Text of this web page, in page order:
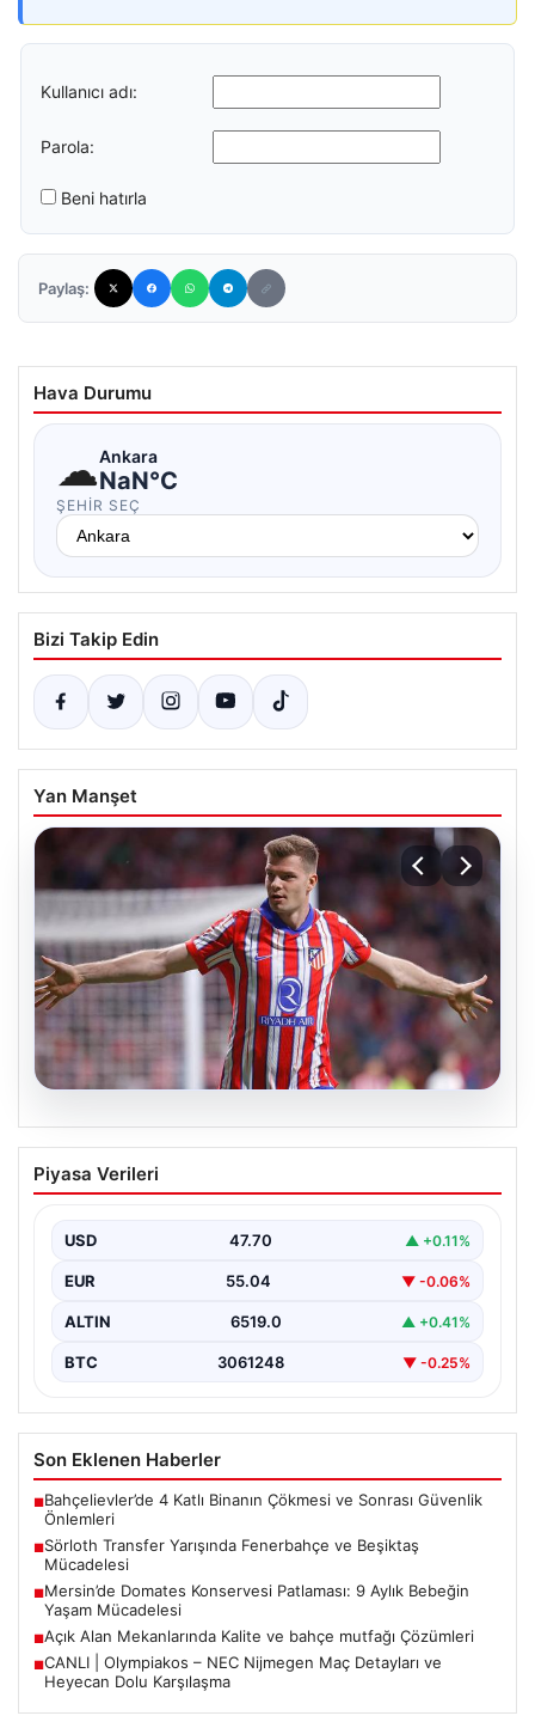
Kullanıcı adı:
Parola:
Beni hatırla
Paylaş:
Hava Durumu
☁Ankara
NaN°C
ŞEHIR SEÇ
Bizi Takip Edin
Yan Manşet
05.08.2026
Sörloth Transfer Yarışında Fenerbahçe
ve Beşiktaş Mücadelesi
sahne olurken, Süper Lig’in iki büyük devi,…
Piyasa Verileri
USD 47.70 ▲ +0.11%
EUR 55.04 ▼ -0.06%
ALTIN 6519.0 ▲ +0.41%
BTC 3061248 ▼ -0.25%
Son Eklenen Haberler
■Bahçelievler’de 4 Katlı Binanın Çökmesi ve Sonrası Güvenlik
Önlemleri
■Sörloth Transfer Yarışında Fenerbahçe ve Beşiktaş
Mücadelesi
■Mersin’de Domates Konservesi Patlaması: 9 Aylık Bebeğin
Yaşam Mücadelesi
■Açık Alan Mekanlarında Kalite ve bahçe mutfağı Çözümleri
■CANLI | Olympiakos – NEC Nijmegen Maç Detayları ve
Heyecan Dolu Karşılaşma